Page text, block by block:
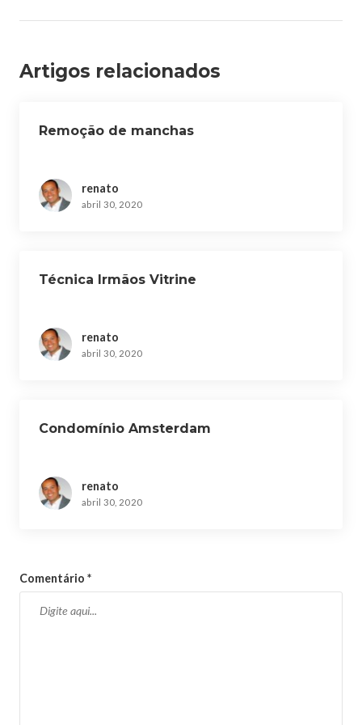
ã
Artigos relacionados
Remoção de manchas
renato
abril 30, 2020
Técnica Irmãos Vitrine
renato
abril 30, 2020
Condomínio Amsterdam
renato
abril 30, 2020
Comentário *